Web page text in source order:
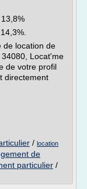
de location de
Locat'me
de votre profil
directement
/ location
de
particulier /